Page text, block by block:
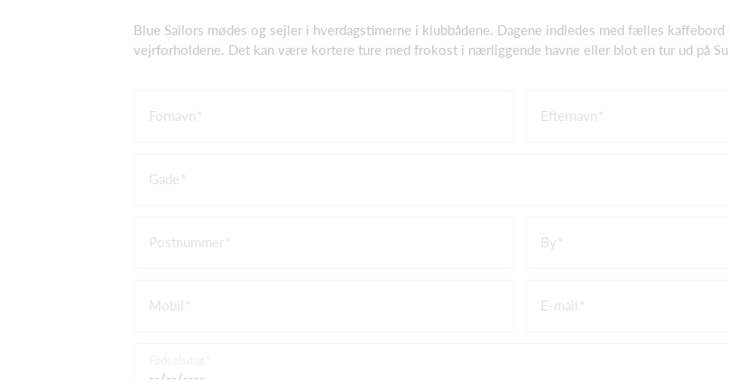
Blue Sailors mødes og sejler i hverdagstimerne i klubbådene. Dagene indledes med fælles
vejrforholdene. Det kan være kortere ture med frokost i nærliggende havne eller blot en tur ud på
Fornavn Efternavn
Gade
Postnummer By
Mobil E-mail